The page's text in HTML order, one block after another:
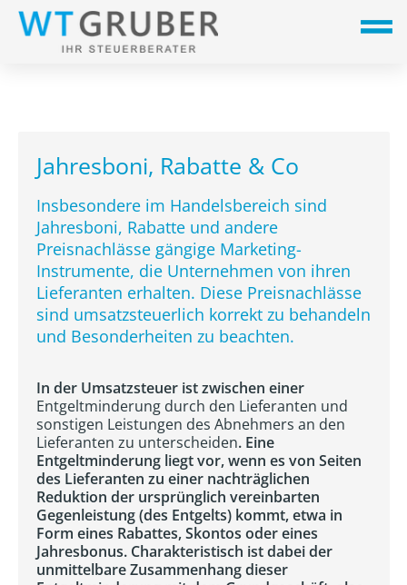
Jahresboni, Rabatte & Co
Insbesondere im Handelsbereich sind
Jahresboni, Rabatte und andere
Preisnachlässe gängige Marketing-
Instrumente, die Unternehmen von ihren
Lieferanten erhalten. Diese Preisnachlässe
sind umsatzsteuerlich korrekt zu behandeln
und Besonderheiten zu beachten.
In der Umsatzsteuer ist zwischen einer
Entgeltminderung durch den Lieferanten und
sonstigen Leistungen des Abnehmers an den
Lieferanten zu unterscheiden. Eine
Entgeltminderung liegt vor, wenn es von Seiten
des Lieferanten zu einer nachträglichen
Reduktion der ursprünglich vereinbarten
Gegenleistung (des Entgelts) kommt, etwa in
Form eines Rabattes, Skontos oder eines
Jahresbonus. Charakteristisch ist dabei der
unmittelbare Zusammenhang dieser